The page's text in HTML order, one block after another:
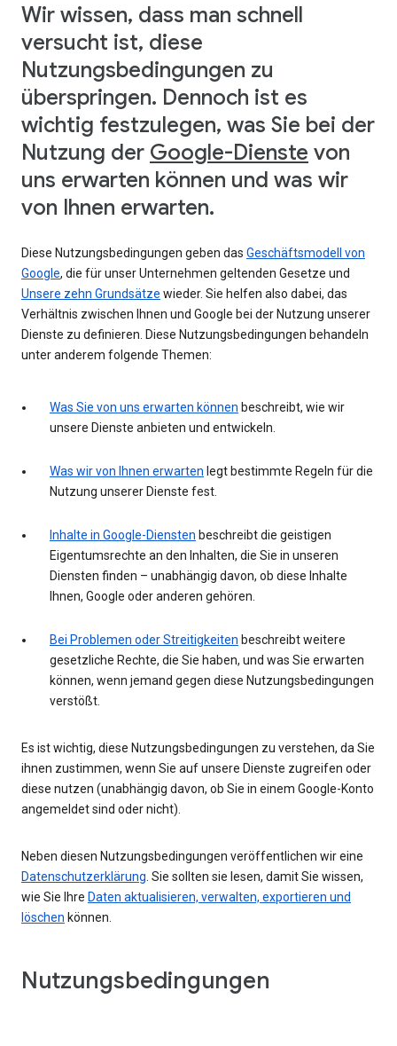
Wir wissen, dass man schnell
versucht ist, diese
Nutzungsbedingungen zu
überspringen. Dennoch ist es
wichtig festzulegen, was Sie bei der
Nutzung der Google-Dienste von
uns erwarten können und was wir
von Ihnen erwarten.
Diese Nutzungsbedingungen geben das Geschäftsmodell von
Google, die für unser Unternehmen geltenden Gesetze und
Unsere zehn Grundsätze wieder. Sie helfen also dabei, das
Verhältnis zwischen Ihnen und Google bei der Nutzung unserer
Dienste zu definieren. Diese Nutzungsbedingungen behandeln
unter anderem folgende Themen:
Was Sie von uns erwarten können beschreibt, wie wir
unsere Dienste anbieten und entwickeln.
Was wir von Ihnen erwarten legt bestimmte Regeln für die
Nutzung unserer Dienste fest.
Inhalte in Google-Diensten beschreibt die geistigen
Eigentumsrechte an den Inhalten, die Sie in unseren
Diensten finden – unabhängig davon, ob diese Inhalte
Ihnen, Google oder anderen gehören.
Bei Problemen oder Streitigkeiten beschreibt weitere
gesetzliche Rechte, die Sie haben, und was Sie erwarten
können, wenn jemand gegen diese Nutzungsbedingungen
verstößt.
Es ist wichtig, diese Nutzungsbedingungen zu verstehen, da Sie
ihnen zustimmen, wenn Sie auf unsere Dienste zugreifen oder
diese nutzen (unabhängig davon, ob Sie in einem Google-Konto
angemeldet sind oder nicht).
Neben diesen Nutzungsbedingungen veröffentlichen wir eine
Datenschutzerklärung . Sie sollten sie lesen, damit Sie wissen,
wie Sie Ihre Daten aktualisieren, verwalten, exportieren und
löschen können.
Nutzungsbedingungen